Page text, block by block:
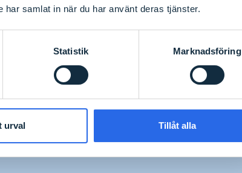
samlat in när du har använt deras tjänster.
Statistik Marknadsföring
urval Tillåt alla